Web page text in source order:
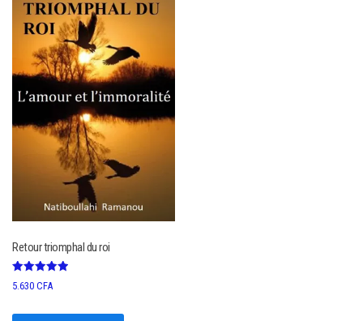
Retour triomphal du roi
Note
5.00
5.630 CFA